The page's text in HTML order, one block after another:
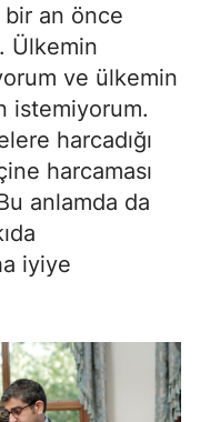
an önce
Ülkemin
ve ülkemin
istemiyorum.
harcadığı
harcaması
anlamda da
iyiye